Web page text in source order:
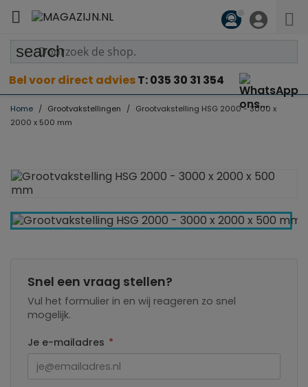

search
Bel voor direct adviesT: 035 30 31 354
Home Grootvakstellingen
Grootvakstelling HSG 2000 - 3000 x
2000 x 500 mm
Snel een vraag stellen?
Vul het formulier in en wij reageren zo snel
mogelijk.
Je e-mailadres *